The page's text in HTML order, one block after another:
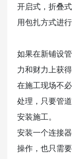
开启式，折叠
用包扎方式进行
如果在新铺设
力和财力上获
在施工现场不
处理，只要管
安装施工。
安装一个连接
操作，也只需